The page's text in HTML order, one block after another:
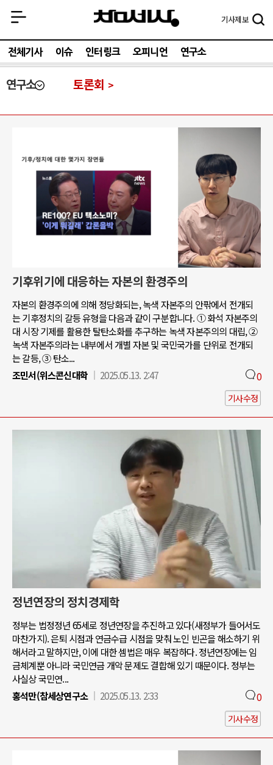
기사제보
전체기사 이슈 인터링크 오피니언 연구소
연구소 토론회
기후위기에 대응하는 자본의 환경주의
자본의 환경주의에 의해 정당화되는, 녹색 자본주의 안팎에서 전개되
는 기후정치의 갈등 유형을 다음과 같이 구분합니다. ① 화석 자본주의
대 시장 기제를 활용한 탈탄소화를 추구하는 녹색 자본주의의 대립, ②
녹색 자본주의라는 내부에서 개별 자본 및 국민국가를 단위로 전개되
는 갈등, ③ 탄소...
조민서(위스콘신대학
2025.05.13. 2:47 0
기사수정
정년연장의 정치경제학
정부는 법정정년 65세로 정년연장을 추진하고 있다(새정부가 들어서도
마찬가지). 은퇴 시점과 연금수급 시점을 맞춰 노인 빈곤을 해소하기 위
해서라고 말하지만, 이에 대한 셈법은 매우 복잡하다. 정년연장에는 임
금체계뿐 아니라 국민연금 개악 문제도 결합해 있기 때문이다. 정부는
사실상 국민연...
홍석만(참세상연구소
2025.05.13. 2:33 0
기사수정